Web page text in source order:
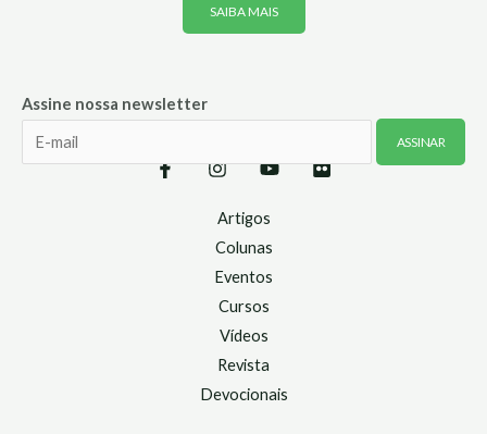
SAIBA MAIS
Assine nossa newsletter
Artigos
Colunas
Eventos
Cursos
Vídeos
Revista
Devocionais